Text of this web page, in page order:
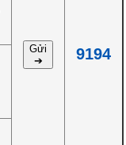
Gửi
➔
9194